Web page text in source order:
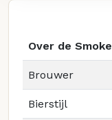
Over de
Brouwer
Bierstijl